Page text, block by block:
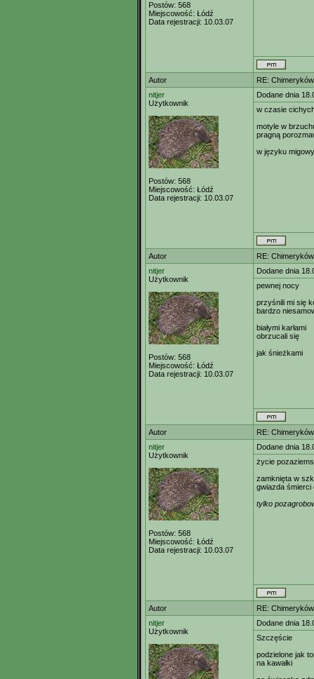
Postów: 568
Miejscowość: Łódź
Data rejestracji: 10.03.07
Autor
RE:
nitjer
Użytkownik
Postów: 568
Miejscowość: Łódź
Data rejestracji: 10.03.07
Dodane dnia
w czasie
motyle w
pragną
w języku
Autor
RE:
nitjer
Użytkownik
Postów: 568
Miejscowość: Łódź
Data rejestracji: 10.03.07
Dodane dnia
pewnej nocy
przyśnili mi się
bardzo
białymi karłami
obrzucali się
jak śnieżkami
Autor
RE:
nitjer
Użytkownik
Postów: 568
Miejscowość: Łódź
Data rejestracji: 10.03.07
Dodane dnia
życie
zamknięta w
gwiazda śmierci
tylko
Autor
RE:
nitjer
Użytkownik
Dodane dnia
Szczęście
podzielone jak
na kawałki